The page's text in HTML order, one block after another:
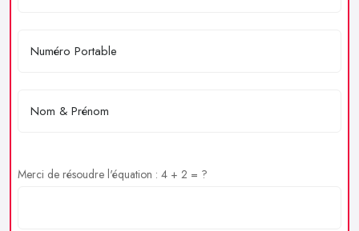
Merci de résoudre l'équation : 4 + 2 = ?